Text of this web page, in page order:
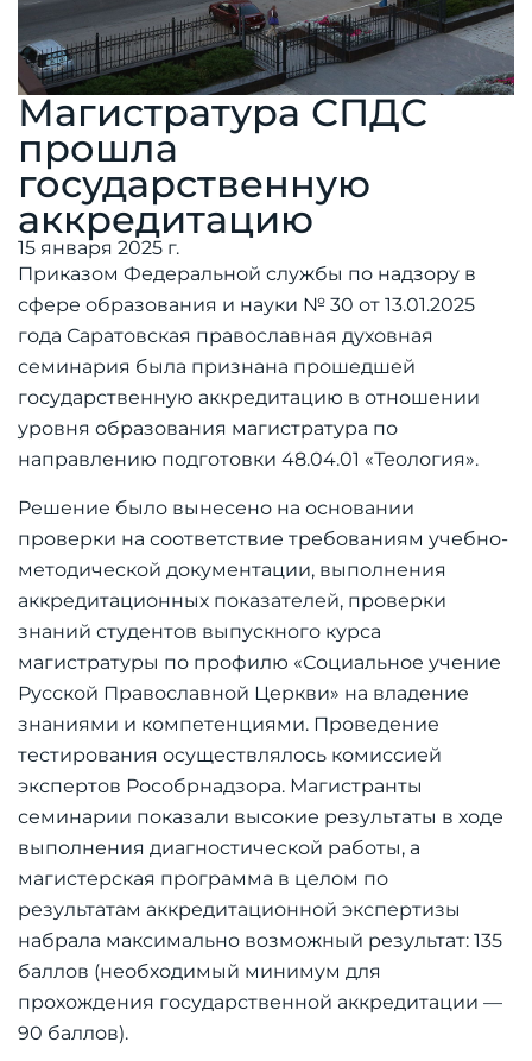
Магистратура СПДС
прошла
государственную
аккредитацию
15 января 2025 г.
Приказом Федеральной службы по надзору в
сфере образования и науки № 30 от 13.01.2025
года Саратовская православная духовная
семинария была признана прошедшей
государственную аккредитацию в отношении
уровня образования магистратура по
направлению подготовки 48.04.01 «Теология».
Решение было вынесено на основании
проверки на соответствие требованиям учебно-
методической документации, выполнения
аккредитационных показателей, проверки
знаний студентов выпускного курса
магистратуры по профилю «Социальное учение
Русской Православной Церкви» на владение
знаниями и компетенциями. Проведение
тестирования осуществлялось комиссией
экспертов Рособрнадзора. Магистранты
семинарии показали высокие результаты в ходе
выполнения диагностической работы, а
магистерская программа в целом по
результатам аккредитационной экспертизы
набрала максимально возможный результат: 135
баллов (необходимый минимум для
прохождения государственной аккредитации —
90 баллов).